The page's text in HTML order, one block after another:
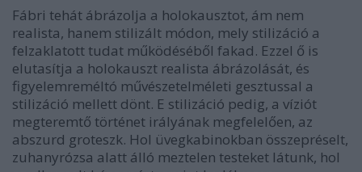
Fábri tehát ábrázolja a holokausztot, ám nem
realista, hanem stilizált módon, mely stilizáció a
felzaklatott tudat működéséből fakad. Ezzel ő is
elutasítja a holokauszt realista ábrázolását, és
figyelemreméltó művészetelméleti gesztussal a
stilizáció mellett dönt. E stilizáció pedig, a víziót
megteremtő történet irályának megfelelően, az
abszurd groteszk. Hol üvegkabinokban összepréselt,
zuhanyrózsa alatt álló meztelen testeket látunk, hol